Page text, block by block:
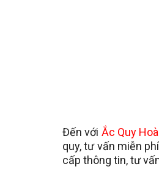
Đến với Ắc Quy
quy, tư vấn miễn
cấp thông tin, tư